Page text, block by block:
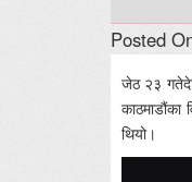
Posted
जेठ २३
थियो।